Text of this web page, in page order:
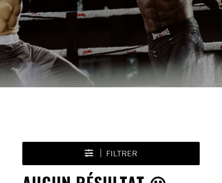
FILTRER